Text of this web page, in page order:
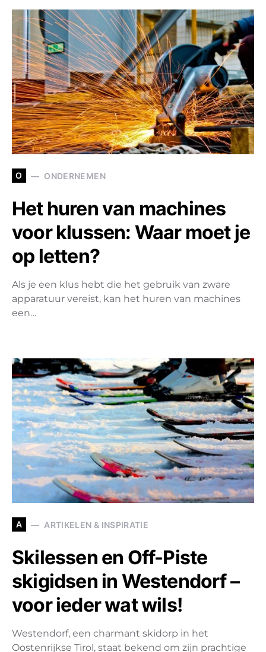
O ONDERNEMEN
Het huren van machines
voor klussen: Waar moet je
op letten?
Als je een klus hebt die het gebruik van zware
apparatuur vereist, kan het huren van machines
een…
A ARTIKELEN & INSPIRATIE
Skilessen en Off-Piste
skigidsen in Westendorf –
voor ieder wat wils!
Westendorf, een charmant skidorp in het
Oostenrijkse Tirol, staat bekend om zijn prachtige